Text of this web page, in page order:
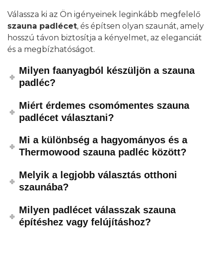
Válassza ki az Ön igényeinek leginkább megfelelő
szauna padlécet, és építsen olyan szaunát, amely
hosszú távon biztosítja a kényelmet, az eleganciát
és a megbízhatóságot.
Milyen faanyagból készüljön a szauna
padléc?
Miért érdemes csomómentes szauna
padlécet választani?
Mi a különbség a hagyományos és a
Thermowood szauna padléc között?
Melyik a legjobb választás otthoni
szaunába?
Milyen padlécet válasszak szauna
építéshez vagy felújításhoz?